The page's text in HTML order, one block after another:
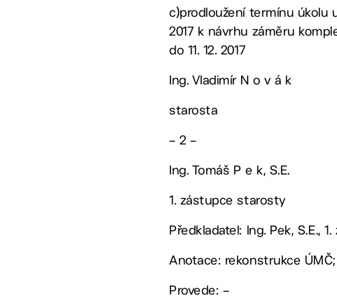
c)prodloužení termínu úkolu
2017 k návrhu záměru
do 11. 12. 2017
Ing. Vladimír N o v á k
starosta
– 2 –
Ing. Tomáš P e k, S.E.
1. zástupce starosty
Předkladatel: Ing. Pek, S.E.,
Anotace: rekonstrukce
Provede: –